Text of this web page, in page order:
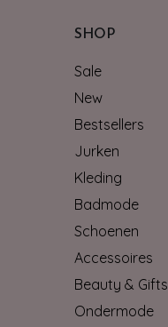
SHOP
Sale
New
Bestsellers
Jurken
Kleding
Badmode
Schoenen
Accessoires
Beauty & Gifts
Ondermode